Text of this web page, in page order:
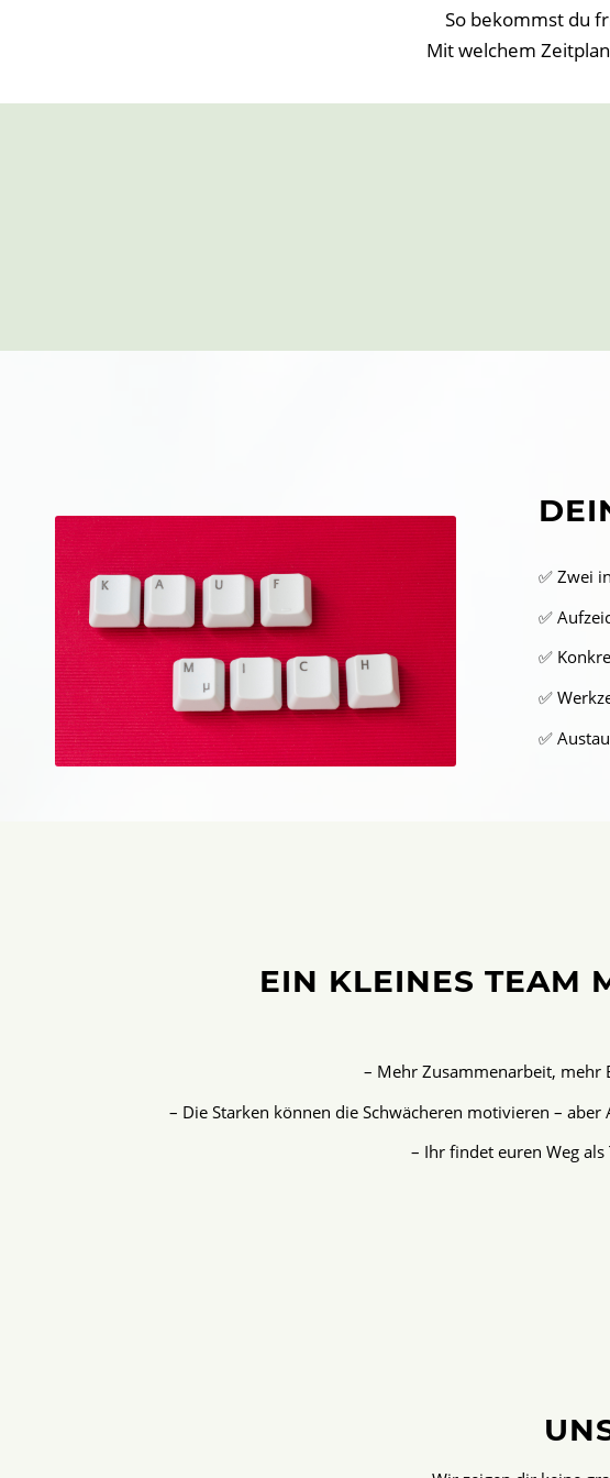
So bekommst du
Mit welchem
✅ Zwei
✅
✅
✅
✅
EIN KLEINES TEAM
– Mehr Zusammenarbeit, mehr
– Die Starken können die Schwächeren motivieren –
– Ihr findet euren Weg